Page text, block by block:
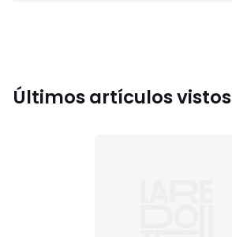
Últimos artículos vistos